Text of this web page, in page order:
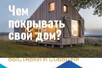
Чем
покрывать
свой дом?
ВЫСТАВКИ И СОБЫТИЯ